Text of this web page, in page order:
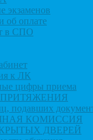
экзаменов
об оплате
в СПО
к ЛК
цифры приема
подавших
КОМИССИЯ
ДВЕРЕЙ